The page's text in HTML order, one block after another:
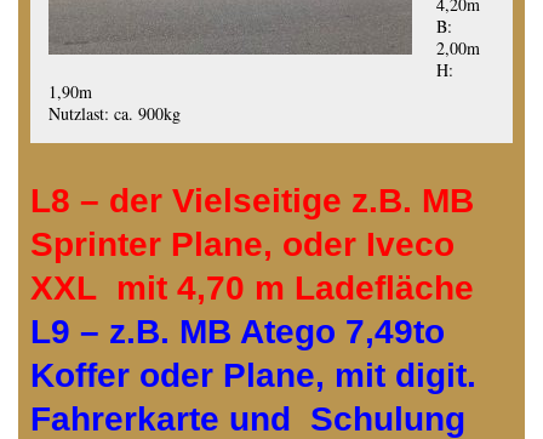
B:
2,00m
H:
1,90m
Nutzlast: ca. 900kg
L8 – der Vielseitige z.B. MB
Sprinter Plane, oder Iveco
XXL mit 4,70 m Ladefläche
L9 – z.B. MB Atego 7,49to
Koffer oder Plane, mit digit.
Fahrerkarte und Schulung